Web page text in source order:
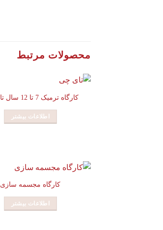
محصولات مرتبط
کارگاه ترمیک 7 تا 12 سال تای چی
اطلاعات بیشتر
کارگاه مجسمه سازی
اطلاعات بیشتر